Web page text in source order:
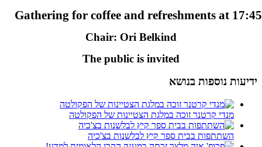
Gathering for coffee and refreshments at 17:45
Chair: Ori Belkind
The public is invited
ידיעות נוספות בנושא
מנדי קרטנר זוכה במלגת הצטיינות של הפקולטה
השתתפות בבית ספר קיץ לבלשנות בצ'כיה